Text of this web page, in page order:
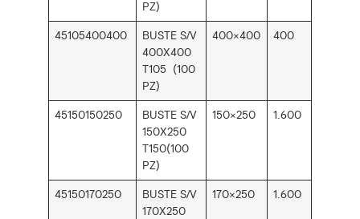
PZ)
45105400400
BUSTE S/V
400X400
T105 (100
PZ)
400×400 400
45150150250
BUSTE S/V
150X250
T150(100
PZ)
150×250 1.600
45150170250
BUSTE S/V
170X250
170×250 1.600